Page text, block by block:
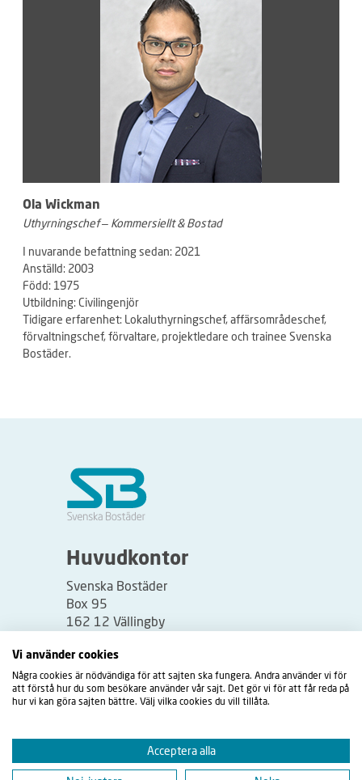
Ola Wickman
Uthyrningschef – Kommersiellt & Bostad
I nuvarande befattning sedan: 2021
Anställd: 2003
Född: 1975
Utbildning: Civilingenjör
Tidigare erfarenhet: Lokaluthyrningschef,affärsområdeschef,
förvaltningschef, förvaltare, projektledare och trainee Svenska
Bostäder.
Huvudkontor
Svenska Bostäder
Box 95
162 12 Vällingby
Besöksadress:
Vällingbyplan 2
Vi använder cookies
Några cookies är nödvändiga för att sajten ska fungera. Andra använder vi för
att förstå hur du som besökare använder vår sajt. Det gör vi för att får reda på
hur vi kan göra sajten bättre. Välj vilka cookies du vill tillåta.
Acceptera alla